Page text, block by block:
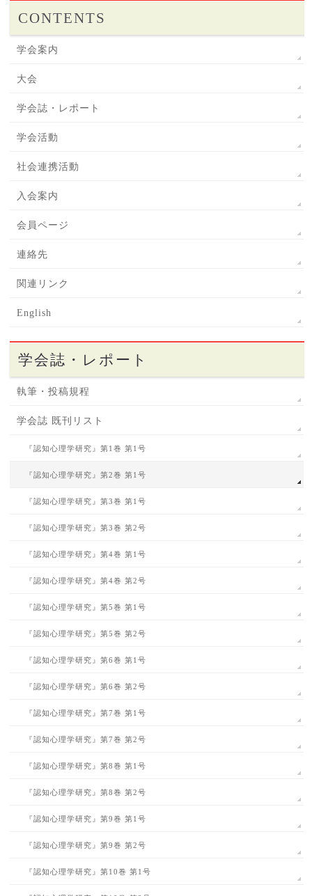
CONTENTS
学会案内
大会
学会誌・レポート
学会活動
社会連携活動
入会案内
会員ページ
連絡先
関連リンク
English
学会誌・レポート
執筆・投稿規程
学会誌 既刊リスト
『認知心理学研究』第1巻 第1号
『認知心理学研究』第2巻 第1号
『認知心理学研究』第3巻 第1号
『認知心理学研究』第3巻 第2号
『認知心理学研究』第4巻 第1号
『認知心理学研究』第4巻 第2号
『認知心理学研究』第5巻 第1号
『認知心理学研究』第5巻 第2号
『認知心理学研究』第6巻 第1号
『認知心理学研究』第6巻 第2号
『認知心理学研究』第7巻 第1号
『認知心理学研究』第7巻 第2号
『認知心理学研究』第8巻 第1号
『認知心理学研究』第8巻 第2号
『認知心理学研究』第9巻 第1号
『認知心理学研究』第9巻 第2号
『認知心理学研究』第10巻 第1号